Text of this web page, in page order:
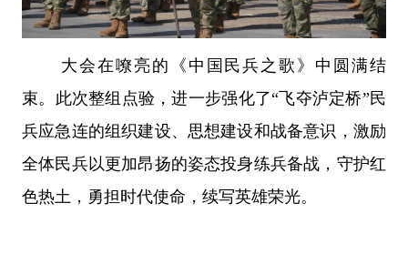
大会在嘹亮的《中国民兵之歌》中圆满结
束。此次整组点验，进一步强化了“飞夺泸定桥”民
兵应急连的组织建设、思想建设和战备意识，激励
全体民兵以更加昂扬的姿态投身练兵备战，守护红
色热土，勇担时代使命，续写英雄荣光。